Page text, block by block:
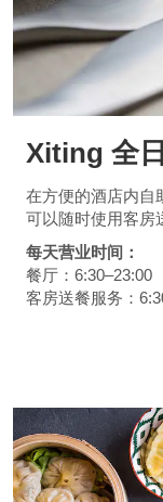
Xiting 全
在方便的酒店内自
可以随时使用客房
每天营业时间：
餐厅：6:30–23:00
客房送餐服务：